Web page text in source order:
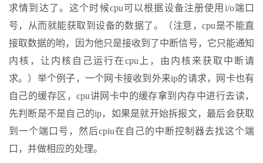
求情到达了。这个时候cpu可以根据设备注册使用i/o端口
号，从而就能获取到设备的数据了。（注意，cpu是不能直
接取数据的哟，因为他只是接收到了中断信号，它只能通知
内核，让内核自己运行在cpu上，由内核来获取中断请
求。）举个例子，一个网卡接收到外来ip的请求，网卡也有
自己的缓存区，cpu讲网卡中的缓存拿到内存中进行去读，
先判断是不是自己的ip，如果是就开始拆报文，最后会获取
到一个端口号，然后cpiu在自己的中断控制器去找这个端
口，并做相应的处理。